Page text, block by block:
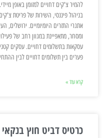
להמיר צ'קים דחויים למזומן באופן
בניהול פיננסי, השירות של פריטת
אתגרי התזרים היומיומיים. ירושלים,
ומסחר, מתאפיינת במגוון רחב של
עסקאות בתשלומים דחויים. עסקים
פערים בין תשלומים דחויים לבין
קרא עוד »
כרטיס דביט חוץ בנקאי